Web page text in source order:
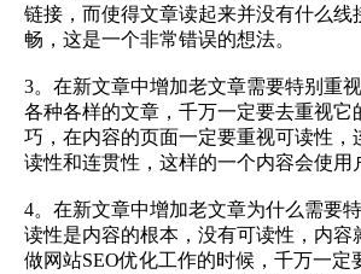
链接，而使得文章读起来并没有什么线
畅，‍‍这是‍‍一个非常错误的想法。
3。‍‍在新文章中增加老文章需要特别重
各种各样的‍‍文章，千万一定要去重视它
巧，‍‍在内容的页面一定要重视可读性，‍‍
读性和连贯性，这样的一个内容会使用
4。‍‍在新文章中增加老文章为什么需要
读性是内容的根本，没有可读性，内容
做‍‍网站SEO优化工作的时候，千万一定